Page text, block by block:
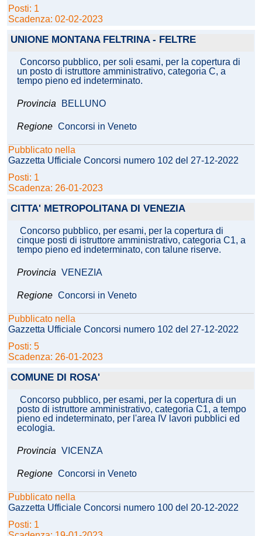
Posti: 1
Scadenza: 02-02-2023
UNIONE MONTANA FELTRINA - FELTRE
Concorso pubblico, per soli esami, per la copertura di
un posto di istruttore amministrativo, categoria C, a
tempo pieno ed indeterminato.
Provincia BELLUNO
Regione Concorsi in Veneto
Pubblicato nella
Gazzetta Ufficiale Concorsi numero 102 del 27-12-2022
Posti: 1
Scadenza: 26-01-2023
CITTA' METROPOLITANA DI VENEZIA
Concorso pubblico, per esami, per la copertura di
cinque posti di istruttore amministrativo, categoria C1, a
tempo pieno ed indeterminato, con talune riserve.
Provincia VENEZIA
Regione Concorsi in Veneto
Pubblicato nella
Gazzetta Ufficiale Concorsi numero 102 del 27-12-2022
Posti: 5
Scadenza: 26-01-2023
COMUNE DI ROSA'
Concorso pubblico, per esami, per la copertura di un
posto di istruttore amministrativo, categoria C1, a tempo
pieno ed indeterminato, per l'area IV lavori pubblici ed
ecologia.
Provincia VICENZA
Regione Concorsi in Veneto
Pubblicato nella
Gazzetta Ufficiale Concorsi numero 100 del 20-12-2022
Posti: 1